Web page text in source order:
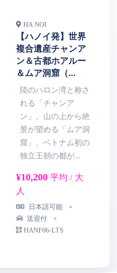
HA NOI
【ハノイ発】世界
複合遺産チャンア
ン＆古都ホアルー
＆ムア洞窟（...
陸のハロン湾と称さ
れる「チャンア
ン」、山の上から絶
景が望める「ムア洞
窟」、ベトナム初の
独立王朝の都が...
¥10,200 平均 / 大
人
日本語可能
送迎付
HANF06-LTS